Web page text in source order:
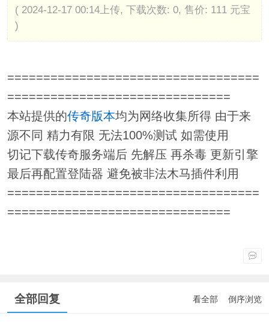
( 2024-12-17 00:14上传, 下载次数: 0, 售价: 111 元宝
)
===================================
===============================
本站提供的传奇版本均为网络收集所得 由于来
源不同 精力有限 无法100%测试 如需使用
切记下载传奇服务端后 先解压 再杀毒 更新引擎
最后再配置登陆器 避免被非法木马插件利用
===================================
===============================
全部回复 看全部 倒序浏览